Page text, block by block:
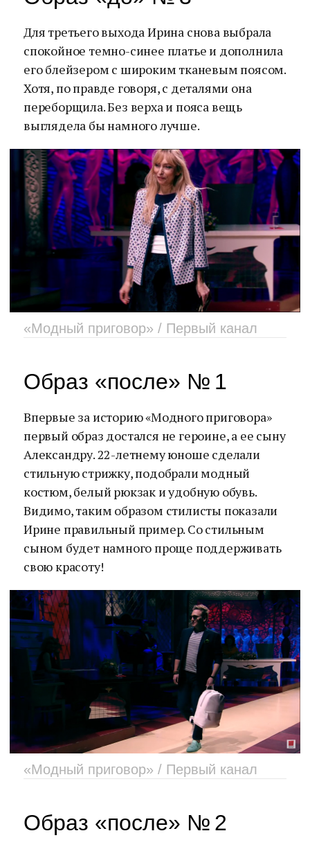
Для третьего выхода Ирина снова выбрала
спокойное темно-синее платье и дополнила
его блейзером с широким тканевым поясом.
Хотя, по правде говоря, с деталями она
переборщила. Без верха и пояса вещь
выглядела бы намного лучше.
«Модный приговор» / Первый канал
Образ «после» № 1
Впервые за историю «Модного приговора»
первый образ достался не героине, а ее сыну
Александру. 22-летнему юноше сделали
стильную стрижку, подобрали модный
костюм, белый рюкзак и удобную обувь.
Видимо, таким образом стилисты показали
Ирине правильный пример. Со стильным
сыном будет намного проще поддерживать
свою красоту!
«Модный приговор» / Первый канал
Образ «после» № 2